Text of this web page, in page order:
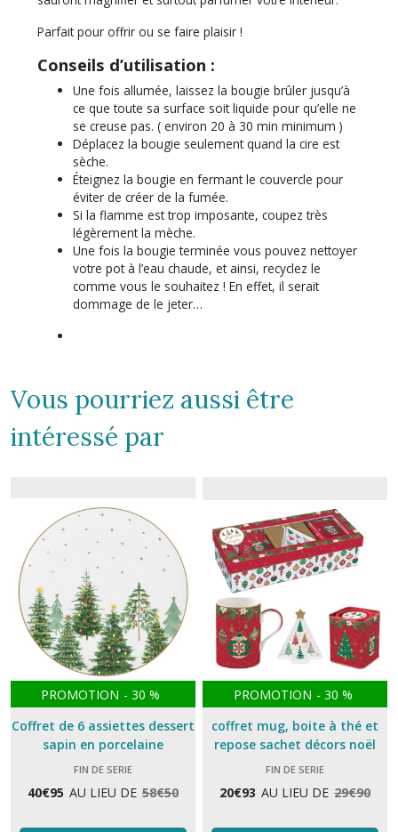
Parfait pour offrir ou se faire plaisir !
Conseils d’utilisation :
Une fois allumée, laissez la bougie brûler jusqu’à
ce que toute sa surface soit liquide pour qu’elle ne
se creuse pas. ( environ 20 à 30 min minimum )
Déplacez la bougie seulement quand la cire est
sèche.
Éteignez la bougie en fermant le couvercle pour
éviter de créer de la fumée.
Si la flamme est trop imposante, coupez très
légèrement la mèche.
Une fois la bougie terminée vous pouvez nettoyer
votre pot à l’eau chaude, et ainsi, recyclez le
comme vous le souhaitez ! En effet, il serait
dommage de le jeter…
Vous pourriez aussi être
intéressé par
PROMOTION - 30 %
Coffret de 6 assiettes dessert
sapin en porcelaine
FIN DE SERIE
40€95 AU LIEU DE 58€50
PROMOTION - 30 %
coffret mug, boite à thé et
repose sachet décors noël
FIN DE SERIE
20€93 AU LIEU DE 29€90